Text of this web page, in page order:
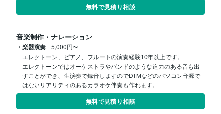
無料で見積り相談
音楽制作・ナレーション
・楽器演奏
5,000円〜
エレクトーン、ピアノ、フルートの演奏経験10年以上です。
エレクトーンではオーケストラやバンドのような迫力のある音も出
すことができ、生演奏で録音しますのでDTMなどのパソコン音源で
はないリアリティのあるカラオケ伴奏も作れます。
無料で見積り相談